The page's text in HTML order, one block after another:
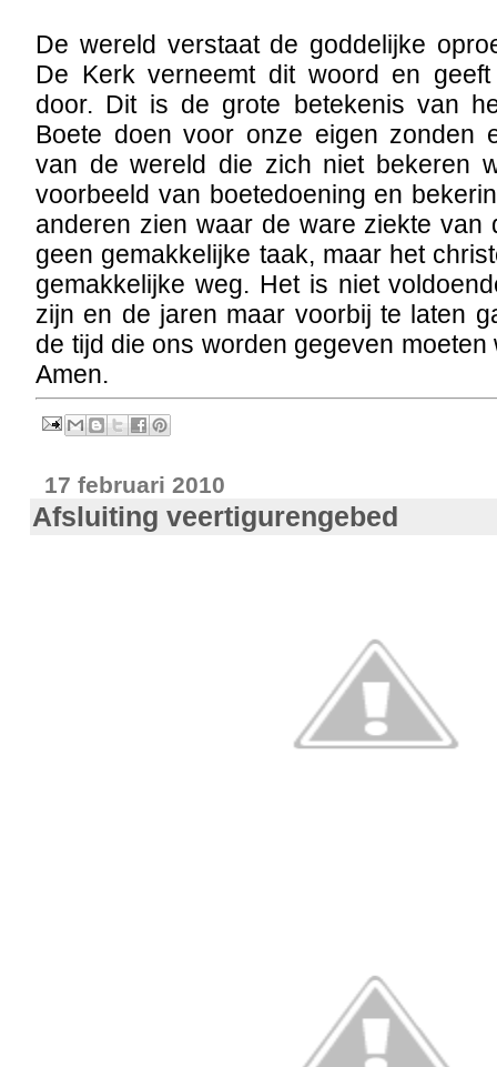
De wereld verstaat de goddelijke
De Kerk verneemt dit woord en
door. Dit is de grote betekenis van
Boete doen voor onze eigen zonden
van de wereld die zich niet bekeren
voorbeeld van boetedoening en
anderen zien waar de ware ziekte van
geen gemakkelijke taak, maar het
gemakkelijke weg. Het is niet
zijn en de jaren maar voorbij te laten
de tijd die ons worden gegeven
Amen.
17 februari 2010
Afsluiting veertigurengebed